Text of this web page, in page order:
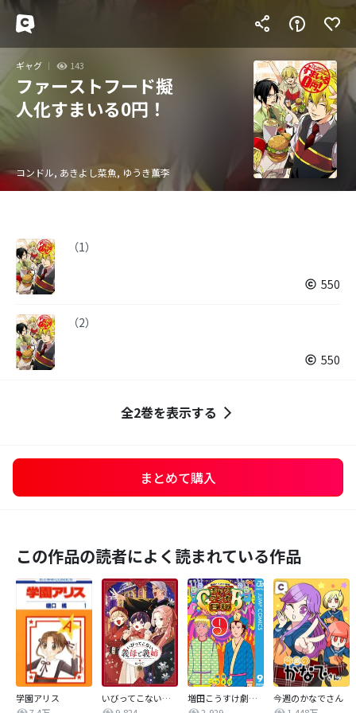
ギャグ 143
ファーストフード擬
人化すまいる0円！
コンドル, あきよし菜魚, ゆうき薫李
（1）
550
（2）
550
全2巻を表示する
まとめて購入
この作品の読者によく読まれている作品
学園アリス
いびってこない義母と義姉
増田こうすけ劇場 ギャグマンガ日和GB
今週のかなでさん